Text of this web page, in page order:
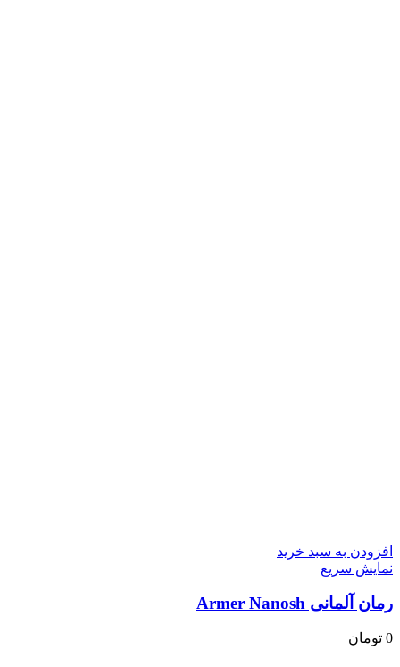
افزودن به سبد خرید
نمایش سریع
رمان آلمانی Armer Nanosh
0 تومان